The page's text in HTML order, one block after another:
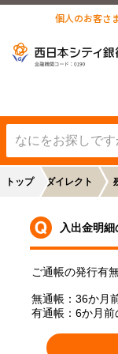
個人のお客さ
トップNCBダイレクト
入出金明
ご通帳の発行有
無通帳：36か月
有通帳：6か月